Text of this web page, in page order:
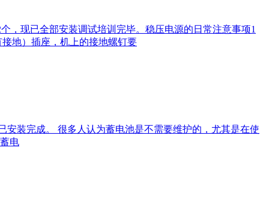
，现已全部安装调试培训完毕。稳压电源的日常注意事项1
地）插座，机上的接地螺钉要
安装完成。 很多人认为蓄电池是不需要维护的，尤其是在使
电